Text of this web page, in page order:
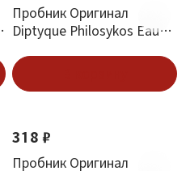
Пробник Оригинал
Diptyque Philosykos Eau
318 ₽
Пробник Оригинал